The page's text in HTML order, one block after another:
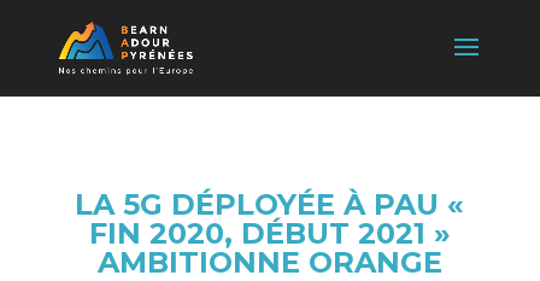
LA 5G DÉPLOYÉE À PAU «
FIN 2020, DÉBUT 2021 »
AMBITIONNE ORANGE